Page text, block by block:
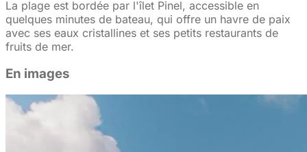
La plage est bordée par l'îlet Pinel, accessible en
quelques minutes de bateau, qui offre un havre de paix
avec ses eaux cristallines et ses petits restaurants de
fruits de mer.
En images